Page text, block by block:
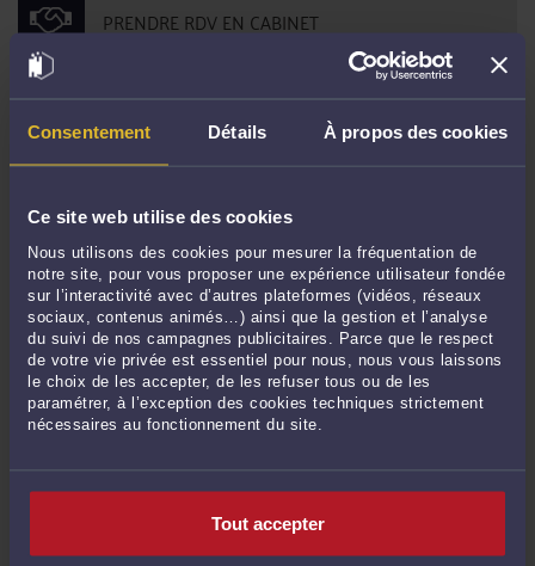
Consentement Détails À propos des cookies
Ce site web utilise des cookies
Nous utilisons des cookies pour mesurer la fréquentation de
notre site, pour vous proposer une expérience utilisateur fondée
sur l’interactivité avec d’autres plateformes (vidéos, réseaux
sociaux, contenus animés…) ainsi que la gestion et l’analyse
du suivi de nos campagnes publicitaires. Parce que le respect
de votre vie privée est essentiel pour nous, nous vous laissons
le choix de les accepter, de les refuser tous ou de les
paramétrer, à l’exception des cookies techniques strictement
nécessaires au fonctionnement du site.
Tout accepter
PRENDRE RDV EN CABINET
CONSULTER PAR VIDÉO
POSER UNE QUESTION ÉCRITE
DERNIÈRES PUBLICATIONS
La prescription acquisitive en droit immobilier : comment devenir
propriétaire par la possession-Le 29 juil. 2026 à 17:09
Réformes récentes des SCI : ce que les investisseurs particuliers doivent
savoir-Le 26 juin 2026 à 11:09